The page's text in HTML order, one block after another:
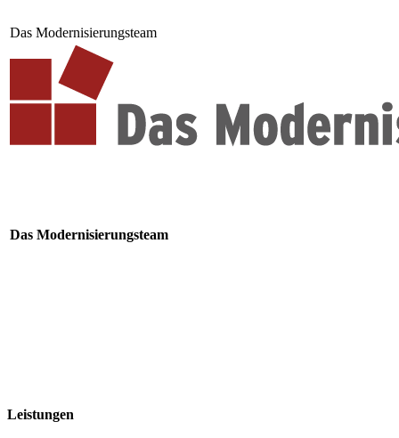
Das Modernisierungsteam
Das Modernisierungsteam
Leistungen